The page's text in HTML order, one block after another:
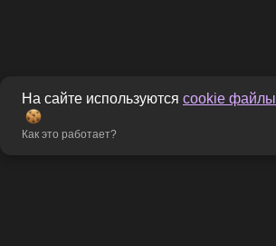
На сайте используются cookie файлы
Как это работает?